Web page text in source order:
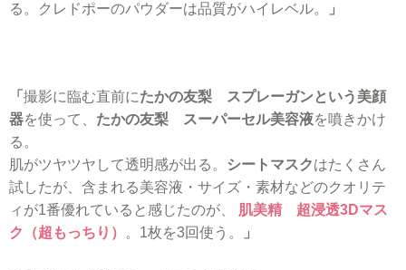
る。クレドポーのパウダーは品質がハイレベル。
」
「 撮影に臨む直前にたかの友梨 スプレーガンという美顔
器を使って、 たかの友梨 スーパーセル美容液を噴きかけ
る。
肌がツヤツヤして透明感が出る。
シートマスクはたくさん
試したが、含まれる美容液・サイズ・素材などのクオリテ
ィが1番優れていると感じたのが、
肌美精 超浸透3Dマス
ク（超もっちり） 。1枚を3回使う。 」